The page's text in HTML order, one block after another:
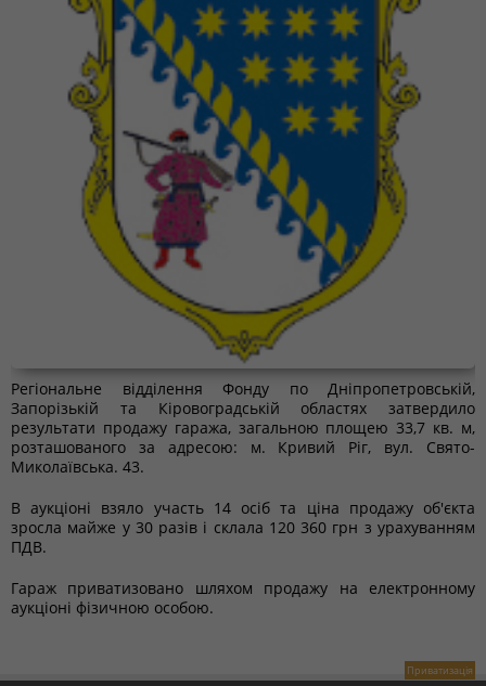
Регіональне відділення Фонду по Дніпропетровській,
Запорізькій та Кіровоградській областях затвердило
результати продажу гаража, загальною площею 33,7 кв. м,
розташованого за адресою: м. Кривий Ріг, вул. Свято-
Миколаївська. 43.
В аукціоні взяло участь 14 осіб та ціна продажу об'єкта
зросла майже у 30 разів і склала 120 360 грн з урахуванням
ПДВ.
Гараж приватизовано шляхом продажу на електронному
аукціоні фізичною особою.
Приватизація